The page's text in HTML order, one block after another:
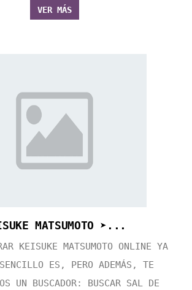
VER MÁS
MATSUMOTO ➤...
KEISUKE MATSUMOTO ONLINE YA
ES, PERO ADEMÁS, TE
UN BUSCADOR: BUSCAR SAL DE